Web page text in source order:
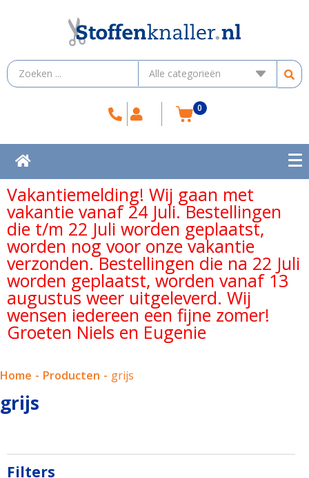
0
Vakantiemelding! Wij gaan met
vakantie vanaf 24 Juli. Bestellingen
die t/m 22 Juli worden geplaatst,
worden nog voor onze vakantie
verzonden. Bestellingen die na 22 Juli
worden geplaatst, worden vanaf 13
augustus weer uitgeleverd. Wij
wensen iedereen een fijne zomer!
Groeten Niels en Eugenie
Home - Producten - grijs
grijs
Filters